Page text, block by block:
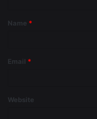
Name *
Email *
Website